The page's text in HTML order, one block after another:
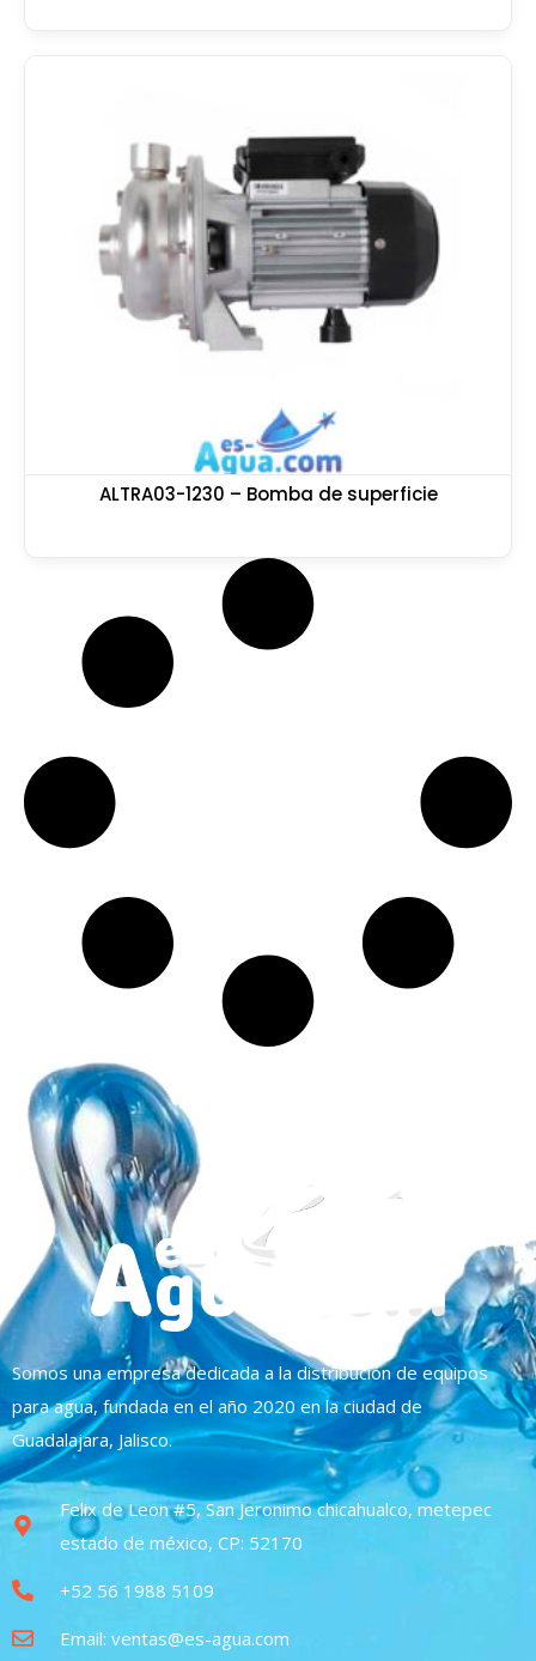
ALTRA03-1230 – Bomba de superficie
Somos una empresa dedicada a la distribución de equipos
para agua, fundada en el año 2020 en la ciudad de
Guadalajara, Jalisco.
Felix de Leon #5, San Jeronimo chicahualco, metepec
estado de méxico, CP: 52170
+52 56 1988 5109
Email: ventas@es-agua.com